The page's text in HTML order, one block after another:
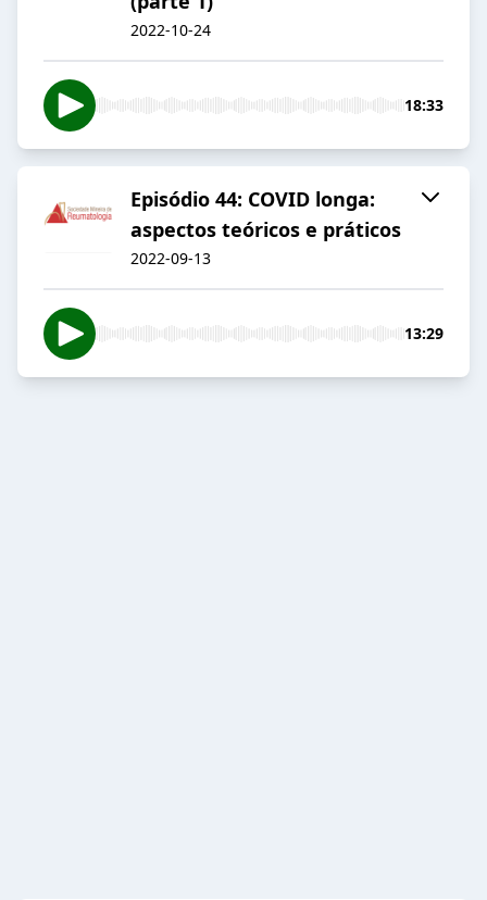
2022-10-24
18:33
Episódio 44: COVID longa:
aspectos teóricos e práticos
2022-09-13
13:29